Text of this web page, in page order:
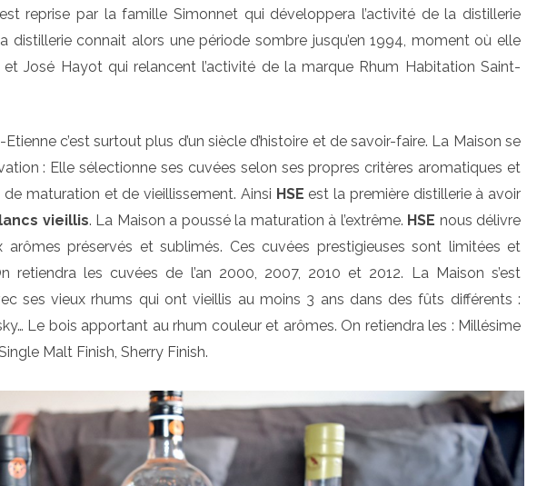
reprise par la famille Simonnet qui développera l’activité de la distillerie
distillerie connait alors une période sombre jusqu’en 1994, moment où elle
José Hayot qui relancent l’activité de la marque Rhum Habitation Saint-
c’est surtout plus d’un siècle d’histoire et de savoir-faire. La Maison se
: Elle sélectionne ses cuvées selon ses propres critères aromatiques et
maturation et de vieillissement. Ainsi HSE est la première distillerie à avoir
vieillis. La Maison a poussé la maturation à l’extrême. HSE nous délivre
arômes préservés et sublimés. Ces cuvées prestigieuses sont limitées et
retiendra les cuvées de l’an 2000, 2007, 2010 et 2012. La Maison s’est
ses vieux rhums qui ont vieillis au moins 3 ans dans des fûts différents :
Le bois apportant au rhum couleur et arômes. On retiendra les : Millésime
Malt Finish, Sherry Finish.